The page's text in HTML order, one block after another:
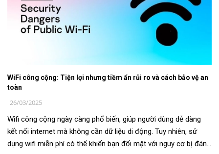
WiFi công cộng: Tiện lợi nhưng tiềm ẩn rủi ro và cách bảo vệ an
toàn
26/03/2025
Wifi công cộng ngày càng phổ biến, giúp người dùng dễ dàng
kết nối internet mà không cần dữ liệu di động. Tuy nhiên, sử
dụng wifi miễn phí có thể khiến bạn đối mặt với nguy cơ bị đánh